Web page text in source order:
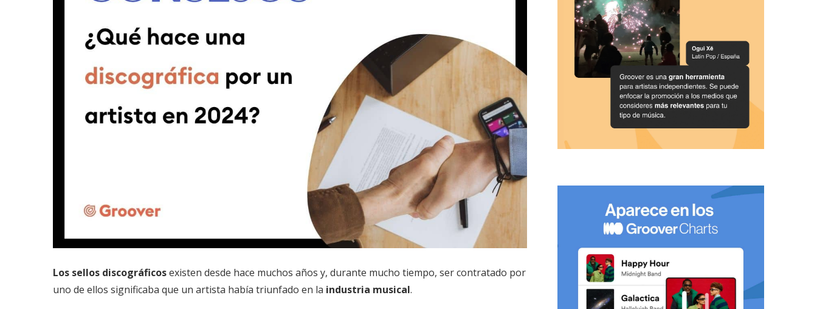
Los sellos discográficosexisten desde hace muchos años y, durante mucho tiempo, ser contratado por
uno de ellos significaba que un artista había triunfado en la industria musical.